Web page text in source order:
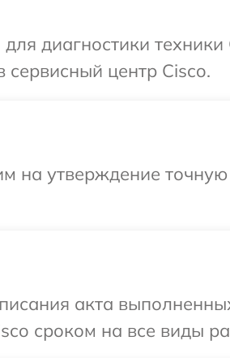
диагностики
сервисный центр Cisco.
на утверждение
акта
сроком на все виды